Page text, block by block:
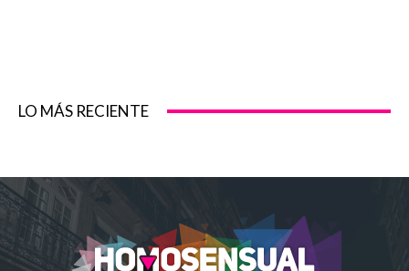
LO MÁS RECIENTE